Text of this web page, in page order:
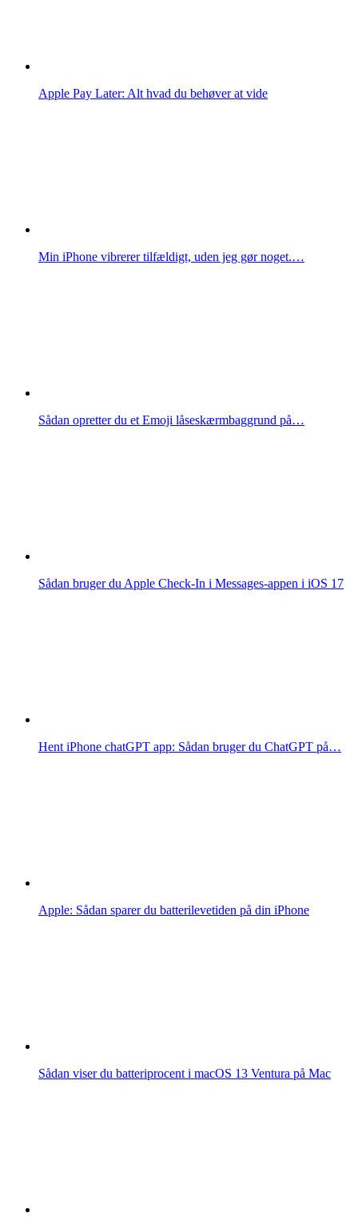
Apple Pay Later: Alt hvad du behøver at vide
Min iPhone vibrerer tilfældigt, uden jeg gør noget.…
Sådan opretter du et Emoji låseskærmbaggrund på…
Sådan bruger du Apple Check-In i Messages-appen i iOS 17
Hent iPhone chatGPT app: Sådan bruger du ChatGPT på…
Apple: Sådan sparer du batterilevetiden på din iPhone
Sådan viser du batteriprocent i macOS 13 Ventura på Mac